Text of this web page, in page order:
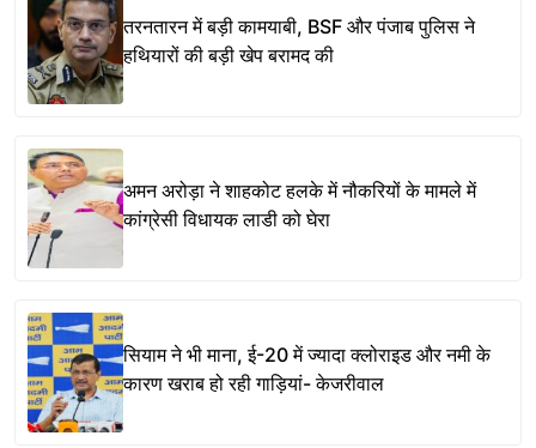
तरनतारन में बड़ी कामयाबी, BSF और पंजाब पुलिस ने
हथियारों की बड़ी खेप बरामद की
अमन अरोड़ा ने शाहकोट हलके में नौकरियों के मामले में
कांग्रेसी विधायक लाडी को घेरा
सियाम ने भी माना, ई-20 में ज्यादा क्लोराइड और नमी के
कारण खराब हो रही गाड़ियां- केजरीवाल